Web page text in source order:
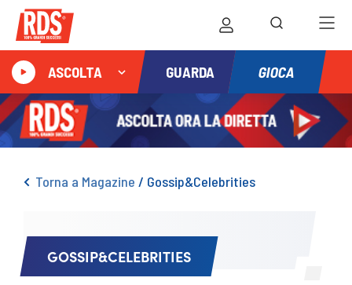
ASCOLTA GUARDA GIOCA
Torna a Magazine / Gossip&Celebrities
GOSSIP&CELEBRITIES